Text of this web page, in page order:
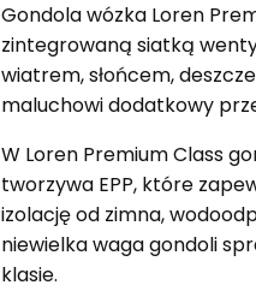
Gondola wózka Loren
zintegrowaną siatką
wiatrem, słońcem,
maluchowi dodatkowy
W Loren Premium Class
tworzywa EPP, które
izolację od zimna,
niewielka waga gondoli
klasie.